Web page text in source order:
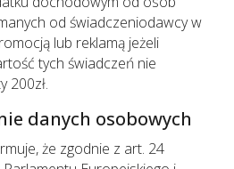
od świadczeniodawcy w
lub reklamą jeżeli
tych świadczeń nie
200zł.
danych osobowych
że zgodnie z art. 24